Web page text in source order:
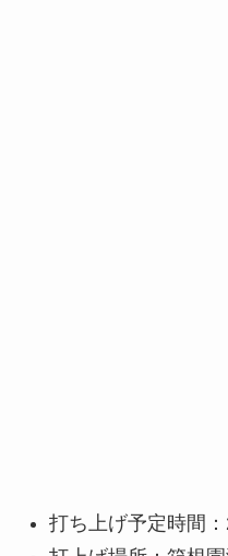
打ち上げ予定時間